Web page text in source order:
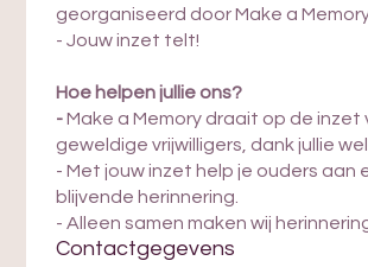
georganiseerd door Make a
- Jouw inzet telt!
Hoe helpen jullie ons?
-Make a Memory draait op de inzet
geweldige vrijwilligers, dank jullie
- Met jouw inzet help je ouders aan
blijvende herinnering.
- Alleen samen maken wij
Contactgegevens